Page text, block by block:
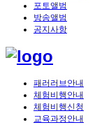
포토앨범
방송앨범
공지사항
패러러브안내
체험비행안내
체험비행신청
교육과정안내